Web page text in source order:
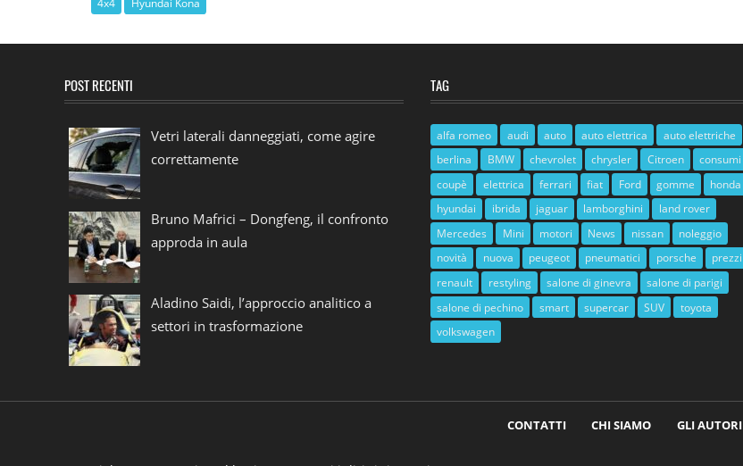
4x4 Hyundai Kona
POST RECENTI
Vetri laterali danneggiati, come agire
correttamente
Bruno Mafrici – Dongfeng, il confronto
approda in aula
Aladino Saidi, l’approccio analitico a
settori in trasformazione
TAG
alfa romeo audi auto auto elettrica
auto elettriche
berlina
BMW chevrolet chrysler Citroen
consumi
coupè
elettrica ferrari fiat Ford gomme
honda
hyundai
ibrida jaguar lamborghini
land rover
Mercedes
Mini motori News nissan
noleggio
novità
nuova peugeot pneumatici porsche
prezzi
renault
restyling salone di ginevra
salone di parigi
salone di pechino
smart supercar SUV
toyota
volkswagen
CONTATTI CHI SIAMO GLI AUTORI